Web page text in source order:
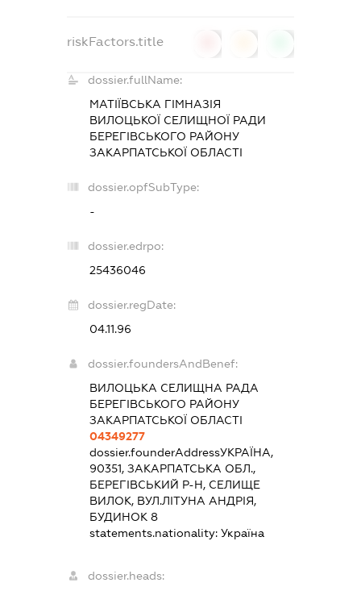
riskFactors.title
dossier.fullName:
МАТІЇВСЬКА ГІМНАЗІЯ
ВИЛОЦЬКОЇ СЕЛИЩНОЇ РАДИ
БЕРЕГІВСЬКОГО РАЙОНУ
ЗАКАРПАТСЬКОЇ ОБЛАСТІ
dossier.opfSubType:
-
dossier.edrpo:
25436046
dossier.regDate:
04.11.96
dossier.foundersAndBenef:
ВИЛОЦЬКА СЕЛИЩНА РАДА
БЕРЕГІВСЬКОГО РАЙОНУ
ЗАКАРПАТСЬКОЇ ОБЛАСТІ
04349277
dossier.founderAddressУКРАЇНА,
90351, ЗАКАРПАТСЬКА ОБЛ.,
БЕРЕГІВСЬКИЙ Р-Н, СЕЛИЩЕ
ВИЛОК, ВУЛ.ЛІТУНА АНДРІЯ,
БУДИНОК 8
statements.nationality: Україна
dossier.heads: